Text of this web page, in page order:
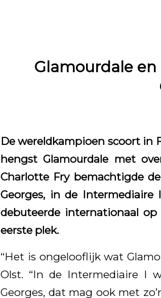
Glamourdale
De wereldkampioen scoort in
hengst Glamourdale met
Charlotte Fry bemachtigde
Georges, in de
debuteerde internationaal
eerste plek.
“Het is ongelooflijk wat
Olst. “In de Intermediaire I
Georges, dat mag ook met